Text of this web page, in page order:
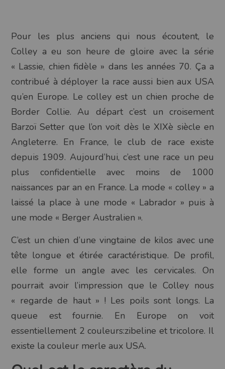
Pour les plus anciens qui nous écoutent, le
Colley a eu son heure de gloire avec la série
« Lassie, chien fidèle » dans les années 70. Ça a
contribué à déployer la race aussi bien aux USA
qu’en Europe. Le colley est un chien proche de
Border Collie. Au départ c’est un croisement
Barzoï Setter que l’on voit dès le XIXè siècle en
Angleterre. En France, le club de race existe
depuis 1909. Aujourd’hui, c’est une race un peu
plus confidentielle avec moins de 1000
naissances par an en France. La mode « colley » a
laissé la place à une mode « Labrador » puis à
une mode « Berger Australien ».
C’est un chien d’une vingtaine de kilos avec une
tête longue et étirée caractéristique. De profil,
elle forme un angle avec les cervicales. On
pourrait avoir l’impression que le Colley nous
« regarde de haut » ! Les poils sont longs. La
queue est fournie. En Europe on voit
essentiellement 2 couleurs:zibeline et tricolore. Il
existe la couleur merle aux USA.